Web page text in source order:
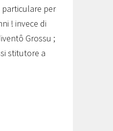
particulare per
! invece di
Grossu ;
stitutore a